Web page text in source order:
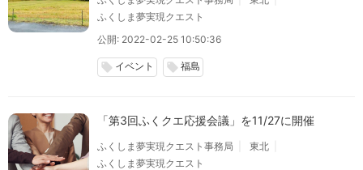
ふくしま夢実現クエスト
公開: 2022-02-25 10:50:36
local_offer イベント local_offer 福島
「第3回ふくクエ応援会議」を11/27に開催
ふくしま夢実現クエスト事務局
東北
ふくしま夢実現クエスト